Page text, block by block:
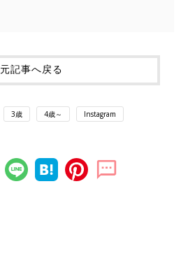
元記事へ戻る
3歳 4歳～ Instagram